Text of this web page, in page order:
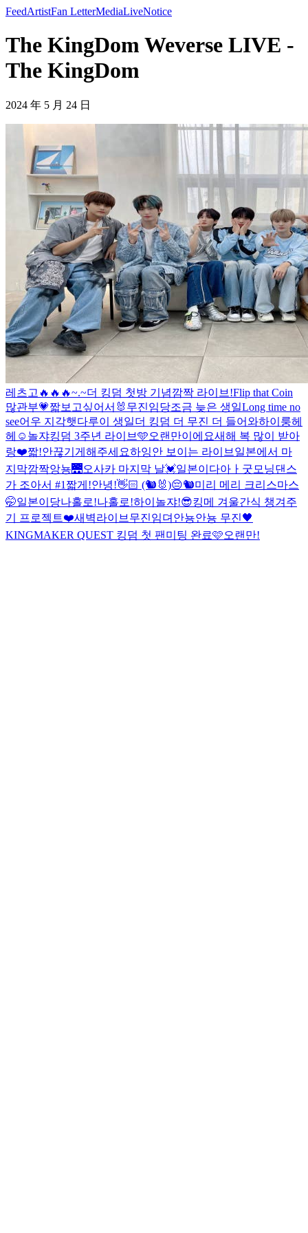
FeedArtistFan LetterMediaLiveNotice
The KingDom Weverse LIVE -
The KingDom
2024 年 5 月 24 日
레츠고🔥🔥🔥~.~더 킹덤 첫방 기념깜짝 라이브!Flip that Coin
많관부💗짧보고싶어서🐰 무진임당조금 늦은 생일Long time no
see어우 지각햇다루이 생일더 킹덤 더 무진 더 들어와하이룽헤
헤☺️ 놀쟈킹덤 3주년 라이브🩵오랜만이에요새해 복 많이 받아
랑❤️짧!안끊기게해주세요하잉안 보이는 라이브 일본에서 마
지막깜짝앙뇽🌉오사카 마지막 날💓일본이다아ㅏ 굿모닝댄스
가 조아서 #1 짧게!안녕!👋🏻 (🐿️🐰)😔🐿️미리 메리 크리스마스
🤭일본이당나홀로!나홀로!하이 놀쟈!😎킹메 겨울간식 챙겨주
기 프로젝트❤️새벽라이브 무진임뎌 안뇽안뇽 무진🖤
KINGMAKER QUEST 킹덤 첫 팬미팅 완료🩷오랜만!